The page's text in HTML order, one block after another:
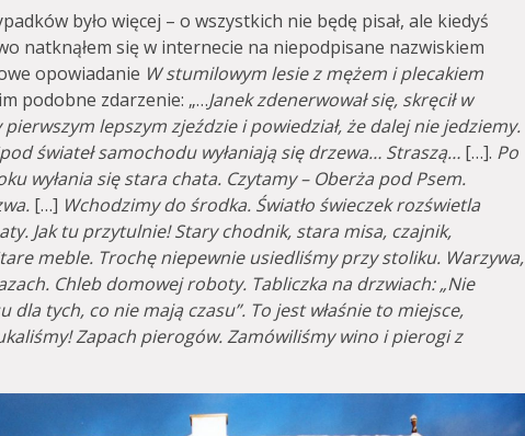
było więcej – o wszystkich nie będę pisał, ale kiedyś
natknąłem się w internecie na niepodpisane nazwiskiem
opowiadanie W stumilowym lesiez mężem i plecakiem
podobne zdarzenie: „…Janek zdenerwował się, skręcił w
lepszym zjeździe i powiedział, że dalej nie jedziemy.
świateł samochodu wyłaniają się drzewa… Straszą… […]. Po
wyłania się stara chata. Czytamy – Oberża pod Psem.
[…] Wchodzimy do środka. Światło świeczek rozświetla
Jak tu przytulnie! Stary chodnik, stara misa, czajnik,
meble. Trochę niepewnie usiedliśmy przy stoliku. Warzywa,
Chleb domowej roboty. Tabliczka na drzwiach: „Nie
dla tych, co nie mają czasu”. To jest właśnie to miejsce,
Zapach pierogów. Zamówiliśmy wino i pierogi z